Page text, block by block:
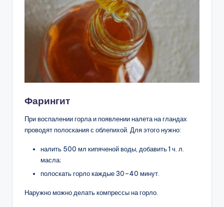
Фарингит
При воспалении горла и появлении налета на гландах
проводят полоскания с облепихой. Для этого нужно:
налить 500 мл кипяченой воды, добавить 1 ч. л.
масла;
полоскать горло каждые 30–40 минут.
Наружно можно делать компрессы на горло.